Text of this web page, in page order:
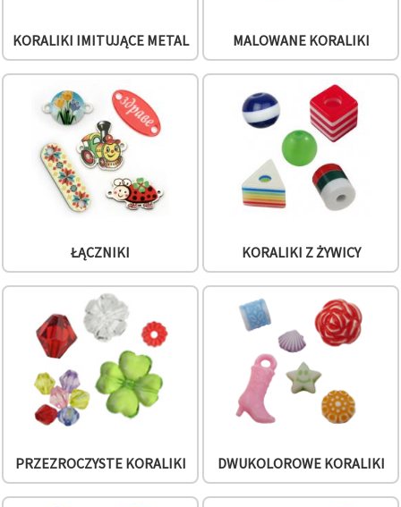
KORALIKI IMITUJĄCE METAL MALOWANE KORALIKI
ŁĄCZNIKI KORALIKI Z ŻYWICY
PRZEZROCZYSTE KORALIKI DWUKOLOROWE KORALIKI